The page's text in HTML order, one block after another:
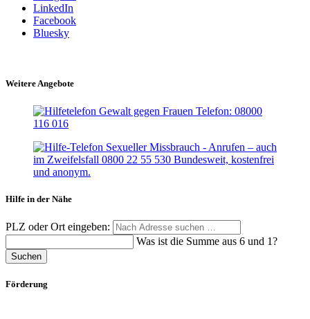
LinkedIn
Facebook
Bluesky
Weitere Angebote
Hilfe in der Nähe
PLZ oder Ort eingeben:
Was ist die Summe aus 6 und 1?
Suchen
Förderung